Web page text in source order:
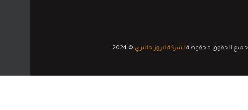
جميع الحقوق محفوظة لشركة لاروز جاليري © 2024